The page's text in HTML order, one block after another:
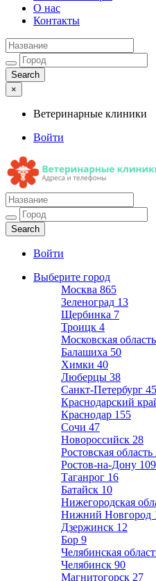
О нас
Контакты
×
Ветеринарные клиники
Войти
Ветеринарные клиники
Адреса и телефоны
Войти
Выберите город
Москва 865
Зеленоград 13
Щербинка 7
Троицк 4
Московская область
Балашиха 50
Химки 40
Люберцы 38
Санкт-Петербург
Краснодарский
Краснодар 155
Сочи 47
Новороссийск 28
Ростовская область
Ростов-на-Дону 109
Таганрог 16
Батайск 10
Нижегородская
Нижний Новгород
Дзержинск 12
Бор 9
Челябинская
Челябинск 90
Магнитогорск 27